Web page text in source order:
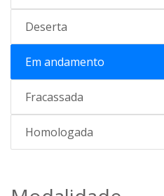
Deserta
Em andamento
Fracassada
Homologada